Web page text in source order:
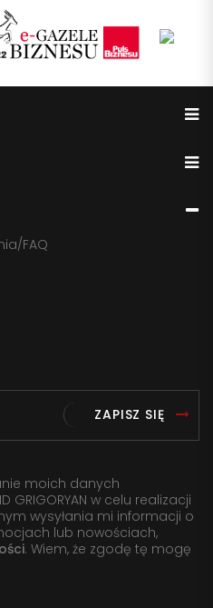
FAQ
ZAPISZ SIĘ
moich danych
GRIGORYAN w celu realizacji
wysyłania mi informacji o
lub nowościach,
. Wiem, że zgodę tę mogę